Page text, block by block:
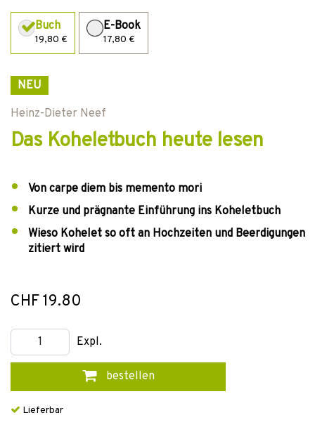
Buch
19,80 €
E-Book
17,80 €
NEU
Heinz-Dieter Neef
Das Koheletbuch heute lesen
Von carpe diem bis memento mori
Kurze und prägnante Einführung ins Koheletbuch
Wieso Kohelet so oft an Hochzeiten und Beerdigungen
zitiert wird
CHF 19.80
Expl.
bestellen
Lieferbar